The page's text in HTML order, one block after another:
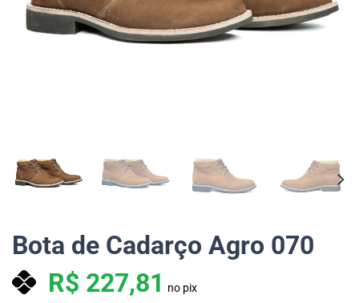
Bota de Cadarço Agro 070
R$ 227,81 no pix